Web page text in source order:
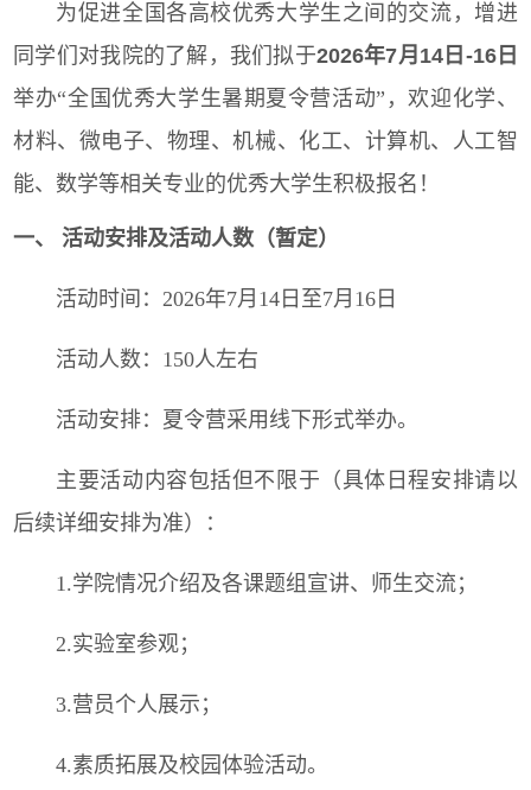
为促进全国各高校优秀大学生之间的交流，增进
同学们对我院的了解，我们拟于2026年7月14日-16日
举办“全国优秀大学生暑期夏令营活动”，欢迎化学、
材料、微电子、物理、机械、化工、计算机、人工智
能、数学等相关专业的优秀大学生积极报名！
一、 活动安排及活动人数（暂定）
活动时间：2026年7月14日至7月16日
活动人数：150人左右
活动安排：夏令营采用线下形式举办。
主要活动内容包括但不限于（具体日程安排请以
后续详细安排为准）：
1.学院情况介绍及各课题组宣讲、师生交流；
2.实验室参观；
3.营员个人展示；
4.素质拓展及校园体验活动。